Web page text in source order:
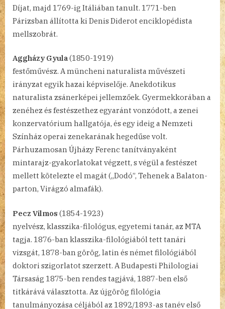
Díjat, majd 1769-ig Itáliában tanult. 1771-ben
Párizsban állította ki Denis Diderot enciklopédista
mellszobrát.
Aggházy Gyula(1850-1919)
festőművész. A müncheni naturalista művészeti
irányzat egyik hazai képviselője. Anekdotikus
naturalista zsánerképei jellemzőek. Gyermekkorában a
zenéhez és festészethez egyaránt vonzódott, a zenei
konzervatórium hallgatója, és egy ideig a Nemzeti
Színház operai zenekarának hegedűse volt.
Párhuzamosan Újházy Ferenc tanítványaként
mintarajz-gyakorlatokat végzett, s végül a festészet
mellett kötelezte el magát („Dodó”, Tehenek a Balaton-
parton, Virágzó almafák).
Pecz Vilmos (1854-1923)
nyelvész, klasszika-filológus, egyetemi tanár, az MTA
tagja. 1876-ban klasszika-filológiából tett tanári
vizsgát, 1878-ban görög, latin és német filológiából
doktori szigorlatot szerzett. A Budapesti Philologiai
Társaság 1875-ben rendes tagjává, 1887-ben első
titkárává választotta. Az újgörög filológia
tanulmányozása céljából az 1892/1893-as tanév első